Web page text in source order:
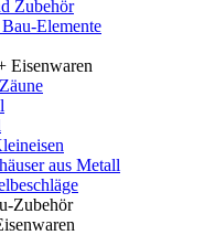
Zubehör
Elemente
Eisenwaren
aus Metall
Zubehör